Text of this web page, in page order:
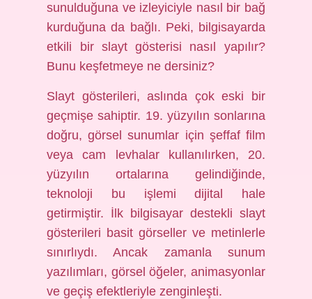
sunulduğuna ve izleyiciyle nasıl bir bağ
kurduğuna da bağlı. Peki, bilgisayarda
etkili bir slayt gösterisi nasıl yapılır?
Bunu keşfetmeye ne dersiniz?
Slayt gösterileri, aslında çok eski bir
geçmişe sahiptir. 19. yüzyılın sonlarına
doğru, görsel sunumlar için şeffaf film
veya cam levhalar kullanılırken, 20.
yüzyılın ortalarına gelindiğinde,
teknoloji bu işlemi dijital hale
getirmiştir. İlk bilgisayar destekli slayt
gösterileri basit görseller ve metinlerle
sınırlıydı. Ancak zamanla sunum
yazılımları, görsel öğeler, animasyonlar
ve geçiş efektleriyle zenginleşti.